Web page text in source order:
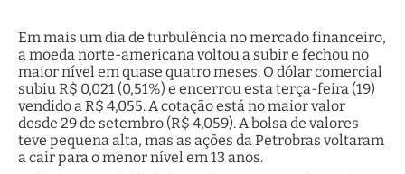
Em mais um dia de turbulência no mercado financeiro,
a moeda norte-americana voltou a subir e fechou no
maior nível em quase quatro meses. O dólar comercial
subiu R$ 0,021 (0,51%) e encerrou esta terça-feira (19)
vendido a R$ 4,055. A cotação está no maior valor
desde 29 de setembro (R$ 4,059). A bolsa de valores
teve pequena alta, mas as ações da Petrobras voltaram
a cair para o menor nível em 13 anos.